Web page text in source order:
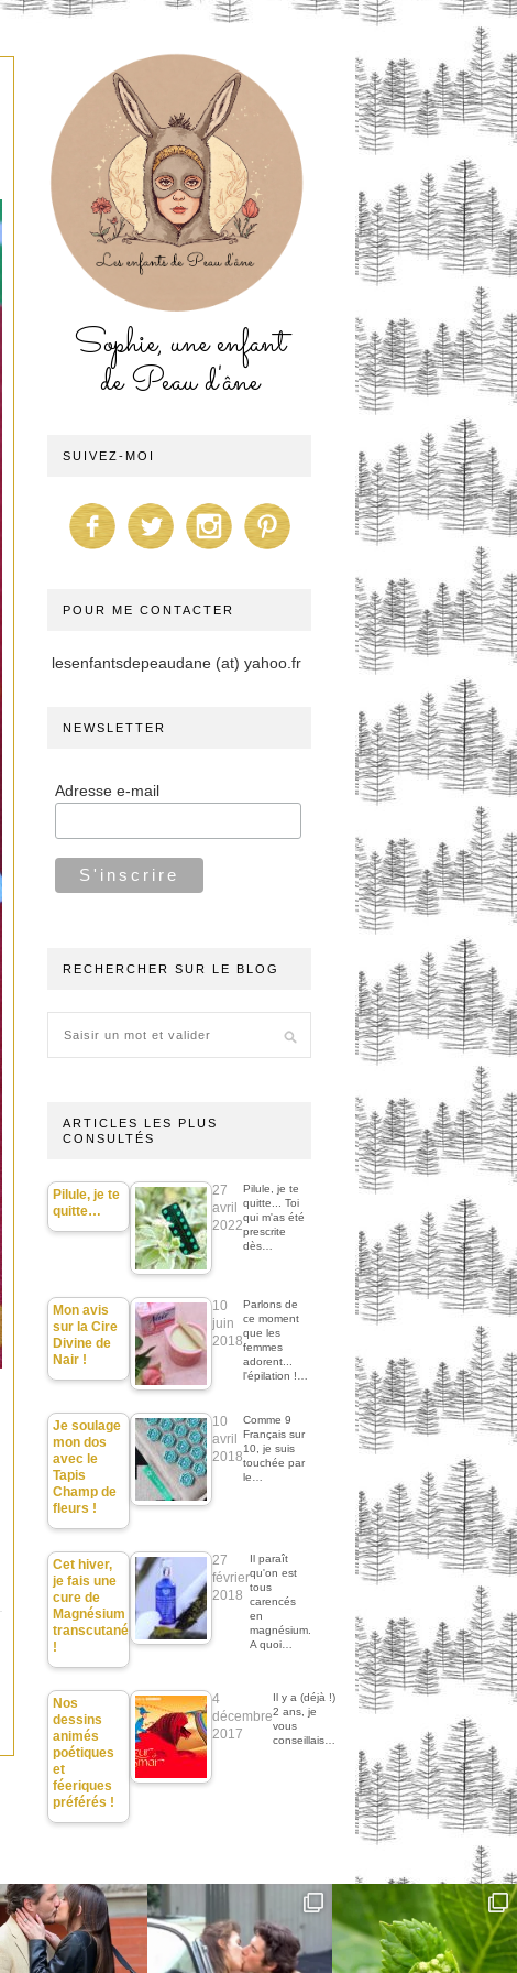
Sophie, une enfant
de Peau d'âne
SUIVEZ-MOI
POUR ME CONTACTER
lesenfantsdepeaudane (at) yahoo.fr
NEWSLETTER
Adresse e-mail
RECHERCHER SUR LE BLOG
ARTICLES LES PLUS
CONSULTÉS
Pilule, je te
quitte…
27
avril
2022
Pilule, je te
quitte... Toi
qui m'as été
prescrite
dès…
Mon avis
sur la Cire
Divine de
Nair !
10
juin
2018
Parlons de
ce moment
que les
femmes
adorent...
l'épilation !…
Je soulage
mon dos
avec le
Tapis
Champ de
fleurs !
10
avril
2018
Comme 9
Français sur
10, je suis
touchée par
le…
Cet hiver,
je fais une
cure de
Magnésium
transcutané
!
27
février
2018
Il paraît
qu'on est
tous
carencés
en
magnésium.
A quoi…
Nos
dessins
animés
poétiques
et
féeriques
préférés !
4
décembre
2017
Il y a (déjà !)
2 ans, je
vous
conseillais…